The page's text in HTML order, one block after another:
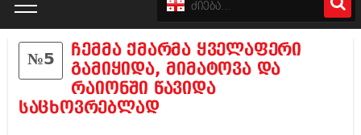
კატალოგი
პოლიტიკა
№5
ჩემმა ქმარმა ყველაფერი
გამიყიდა, მიმატოვა და
რაიონში წავიდა
საცხოვრებლად